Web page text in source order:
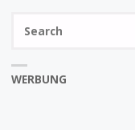
WERBUNG